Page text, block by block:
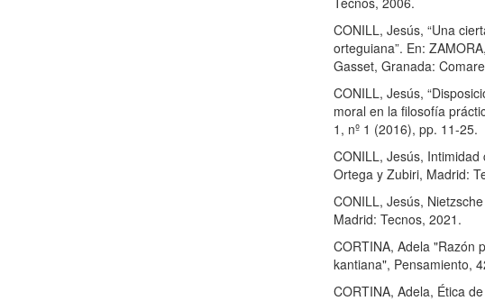
CONILL, Jesús, “Una
orteguiana”. En:
Gasset, Granada:
CONILL, Jesús,
moral en la filosofía
1, nº 1 (2016), pp. 11-25.
CONILL, Jesús,
Ortega y Zubiri, Madrid:
CONILL, Jesús,
Madrid: Tecnos, 2021.
CORTINA, Adela "Razón
kantiana", Pensamiento,
CORTINA, Adela, Ética